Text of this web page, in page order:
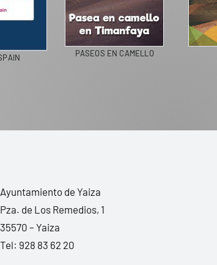
PASEOS EN CAMELLO
Ayuntamiento de Yaiza
Pza. de Los Remedios, 1
35570 – Yaiza
Tel: 928 83 62 20